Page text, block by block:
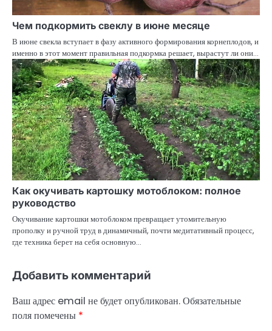
Чем подкормить свеклу в июне месяце
В июне свекла вступает в фазу активного формирования корнеплодов, и
именно в этот момент правильная подкормка решает, вырастут ли они…
Как окучивать картошку мотоблоком: полное
руководство
Окучивание картошки мотоблоком превращает утомительную
прополку и ручной труд в динамичный, почти медитативный процесс,
где техника берет на себя основную…
Добавить комментарий
Ваш адрес email не будет опубликован.Обязательные
поля помечены *